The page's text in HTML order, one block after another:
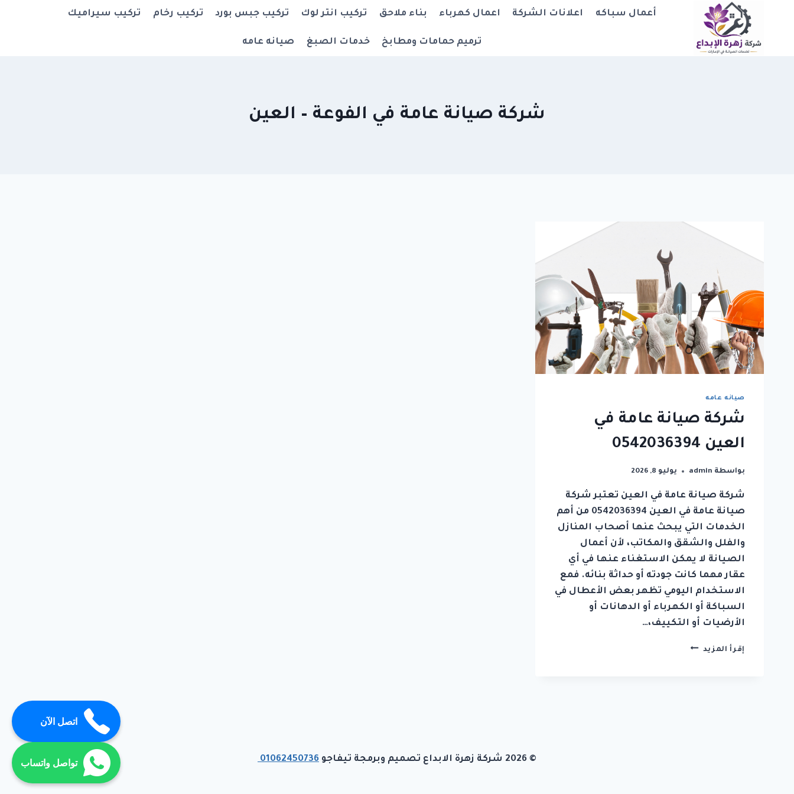
المحتوى
أعمال سباكه اعلانات الشركة اعمال كهرباء بناء ملاحق تركيب انتر لوك تركيب جبس بورد تركيب رخام تركيب سيراميك
ترميم حمامات ومطابخ خدمات الصبغ صيانه عامه
شركة صيانة عامة في الفوعة – العين
صيانه عامه
شركة صيانة عامة في
العين 0542036394
بواسطة admin يوليو 8, 2026
شركة صيانة عامة في العين تعتبر شركة
صيانة عامة في العين 0542036394 من أهم
الخدمات التي يبحث عنها أصحاب المنازل
والفلل والشقق والمكاتب، لأن أعمال
الصيانة لا يمكن الاستغناء عنها في أي
عقار مهما كانت جودته أو حداثة بنائه. فمع
الاستخدام اليومي تظهر بعض الأعطال في
السباكة أو الكهرباء أو الدهانات أو
الأرضيات أو التكييف،…
إقرأ المزيد شركة
© 2026 شركة زهرة الابداع تصميم وبرمجة تيفاجو 01062450736
اتصل الآن
تواصل واتساب